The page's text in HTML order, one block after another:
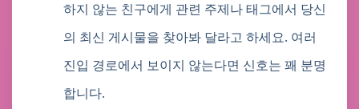
하지 않는 친구에게 관련 주제나 태그에서 당신
의 최신 게시물을 찾아봐 달라고 하세요. 여러
진입 경로에서 보이지 않는다면 신호는 꽤 분명
합니다.